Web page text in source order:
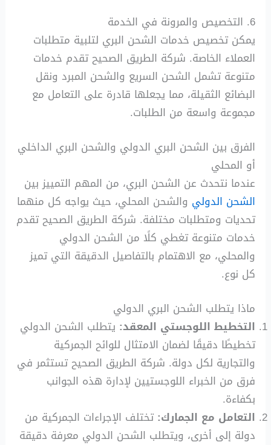
6. التخصيص والمرونة في الخدمة
يمكن تخصيص خدمات الشحن البري لتلبية متطلبات
العملاء الخاصة. شركة الطريق الصحيح تقدم خدمات
متنوعة تشمل الشحن السريع والشحن المبرد ونقل
البضائع الثقيلة، مما يجعلها قادرة على التعامل مع
مجموعة واسعة من الطلبات.
الفرق بين الشحن البري الدولي والشحن البري الداخلي
أو المحلي
عندما نتحدث عن الشحن البري، من المهم التمييز بين
الشحن الدولي والشحن المحلي، حيث يواجه كل منهما
تحديات ومتطلبات مختلفة. شركة الطريق الصحيح تقدم
خدمات متنوعة تغطي كلًا من الشحن الدولي
والمحلي، مع الاهتمام بالتفاصيل الدقيقة التي تميز
كل نوع.
ماذا يتطلب الشحن البري الدولي
التخطيط اللوجستي المعقد: يتطلب الشحن الدولي
تخطيطًا دقيقًا لضمان الامتثال للوائح الجمركية
والتجارية لكل دولة. شركة الطريق الصحيح تستثمر في
فرق من الخبراء اللوجستيين لإدارة هذه الجوانب
بكفاءة.
التعامل مع الجمارك: تختلف الإجراءات الجمركية من
دولة إلى أخرى، ويتطلب الشحن الدولي معرفة دقيقة